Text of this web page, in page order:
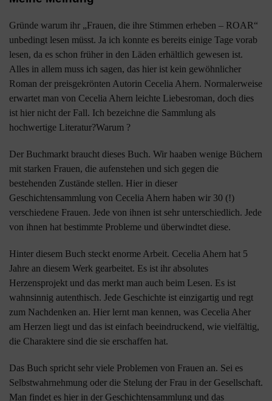
Gründe warum ihr „Frauen, die ihre Stimmen erheben – ROAR“
unbedingt lesen müsst. Ja ich konnte es bereits einige Tage vorab
lesen, da es schon früher in den Läden erhältlich gewesen ist.
Alles in allem muss ich sagen, das hier ist kein gewöhnlicher
Roman der preisgekrönten Autorin Cecelia Ahern. Normalerweise
erwartet man von Cecelia Ahern leichte Liebesroman, doch dies
ist hier nicht der Fall. Ich bezeichne die Sammlung als
hochwertige Literatur?Warum ?
Der Buchmarkt braucht dieses Buch. Wir haaben wenige Büchern
mit starken Frauen, die aufenstehen und sich gegen die
bestehenden Zustände stellen. Hier in dieser
Geschichtensammlung von Cecelia Ahern haben wir 30 (!)
verschiedene Frauen. Jede von ihnen ist sehr unterschiedlich. Jede
von ihnen hat bestimmte Probleme und überwindtet diese.
Hinter diesem Buch steckt enorme Arbeit. Cecelia Ahern hat 5
Jahre an diesem Werk gearbeitet. Es ist ihr absolutes
Herzensprojekt und das merkt man auch beim Lesen. Es ist
wahnsinnig autenthisch. Jede Geschichte ist einzigartig und regt
zum Nachdenken an. Hier lernt man kennen, was Cecelia Aher
am Herzen liegt und das ist einfach beeindruckend, wie vielfältig,
die Charaktere sind die sie erschaffen hat.
Das Buch spricht sehr viele Problemen von Frauen an. Sei es
Selbstwahrnehmung oder die Stelung der Frau in der Gesellschaft.
Man findet es hier in der Geschichtensammlung und das